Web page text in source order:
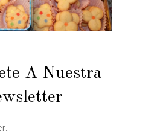
A Nuestra